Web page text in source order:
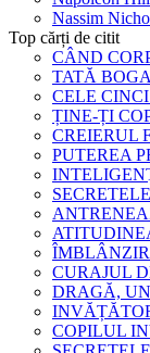
Nassim
Top cărți de citit
CÂND
TATĂ
CELE
ȚINE-ȚI
CREIERUL
PUTEREA
CURAJUL
DRAGĂ,
COPILUL